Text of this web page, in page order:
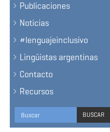
Publicaciones
Noticias
#lenguajeinclusivo
Lingüistas argentinas
Contacto
Recursos
Formulario
de
BUSCAR
BUSCAR